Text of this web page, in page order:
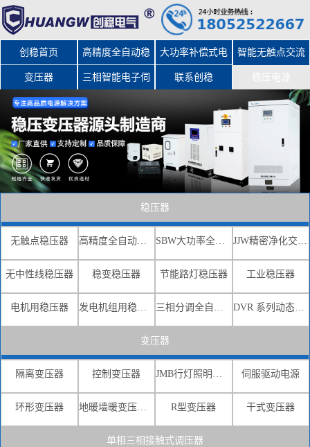
创稳首页 高精度全自动稳
压器
大功率补偿式电
力稳压器
智能无触点交流
变压器 三相智能电子伺 联系创稳
稳压器
无触点稳压器 高精度全自动交流稳压器 SBW大功率全自动补偿式电力稳压器 JJW精密净化交流稳压电源
无中性线稳压器 稳变稳压器 节能路灯稳压器 工业稳压器
电机用稳压器 发电机组用稳压器 三相分调全自动补偿式电力稳压器 DVR 系列动态电压恢复器
变压器
隔离变压器 控制变压器 JMB行灯照明变压器 伺服驱动电源
环形变压器 地暖墙暖变压器电源 R型变压器 干式变压器
单相三相接触式调压器